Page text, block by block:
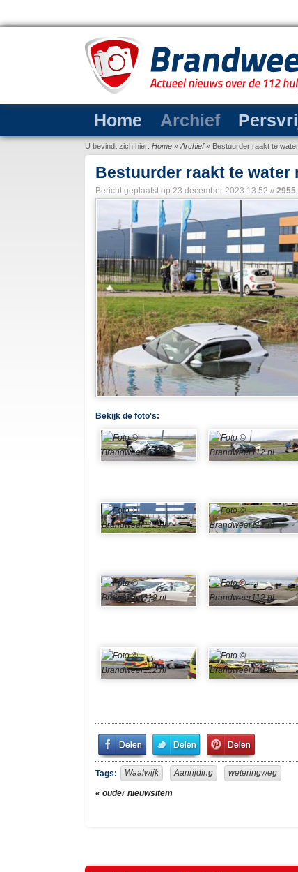
Home Archief
U bevindt zich hier: Home » Archief» Bestuurder raakt te
Bestuurder raakt te water
Bericht geplaatst op 23 december 2023 13:52 // 2955
Bekijk de foto's:
Share
on
Facebook
Share
on
Twitter
Pin
It!
Tags:
Waalwijk Aanrijding weteringweg
« ouder nieuwsitem